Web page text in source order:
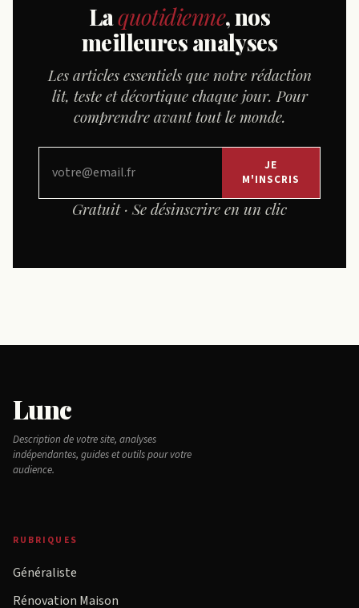
Laquotidienne, nos
meilleures analyses
Les articles essentiels que notre rédaction
lit, teste et décortique chaque jour. Pour
comprendre avant tout le monde.
JE
M'INSCRIS
Gratuit · Se désinscrire en un clic
Lunc
Description de votre site, analyses
indépendantes, guides et outils pour votre
audience.
RUBRIQUES
Généraliste
Rénovation Maison